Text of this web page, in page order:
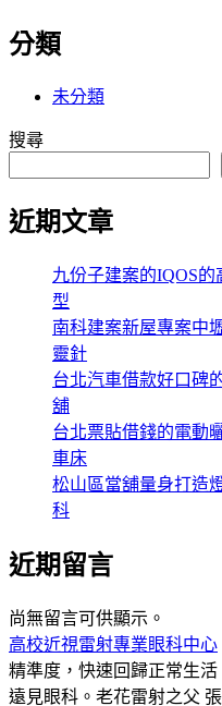
分類
未分類
搜尋
近期文章
九份子建案的IQOS
型
南科建案新屋專案中
靈針
台北汽車借款好口碑
舖
台北票貼借錢的電動
車床
松山區當舖量身打造
科
近期留言
尚無留言可供顯示。
高校近視雷射專業眼科中心
精準度，快速回歸正常生
遠見眼科。老花雷射之父